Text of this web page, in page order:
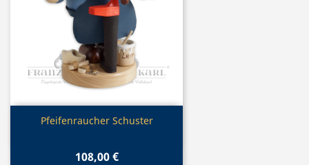
Vorschau
Pfeifenraucher Schuster
108,00 €